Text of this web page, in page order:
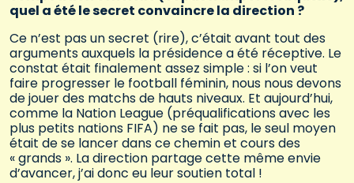
quel a été le secret convaincre la direction ?
Ce n’est pas un secret (rire), c’était avant tout des
arguments auxquels la présidence a été réceptive. Le
constat était finalement assez simple : si l’on veut
faire progresser le football féminin, nous nous devons
de jouer des matchs de hauts niveaux. Et aujourd’hui,
comme la Nation League (préqualifications avec les
plus petits nations FIFA) ne se fait pas, le seul moyen
était de se lancer dans ce chemin et cours des
« grands ». La direction partage cette même envie
d’avancer, j’ai donc eu leur soutien total !